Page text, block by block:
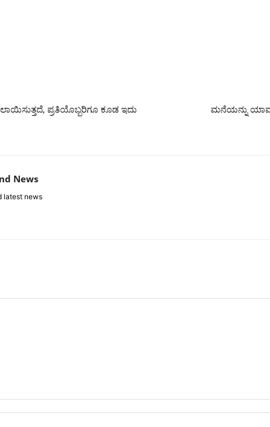
ಪ್ರತಿಯೊಬ್ಬರಿಗೂ ಕೂಡ ಇದು
ಮನೆಯನ್ನು
News
latest news